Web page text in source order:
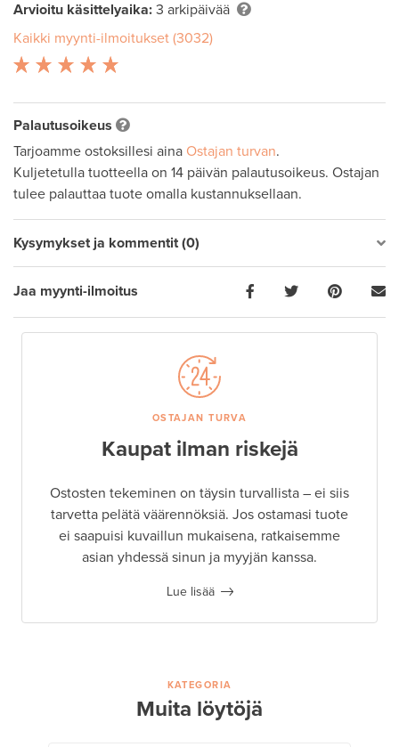
Arvioitu käsittelyaika: 3 arkipäivää
Kaikki myynti-ilmoitukset (3032)
Palautusoikeus
Tarjoamme ostoksillesi aina Ostajan turvan.
Kuljetetulla tuotteella on 14 päivän palautusoikeus. Ostajan
tulee palauttaa tuote omalla kustannuksellaan.
Kysymykset ja kommentit (0)
Jaa myynti-ilmoitus
OSTAJAN TURVA
Kaupat ilman riskejä
Ostosten tekeminen on täysin turvallista – ei siis
tarvetta pelätä väärennöksiä. Jos ostamasi tuote
ei saapuisi kuvaillun mukaisena, ratkaisemme
asian yhdessä sinun ja myyjän kanssa.
Lue lisää
KATEGORIA
Muita löytöjä